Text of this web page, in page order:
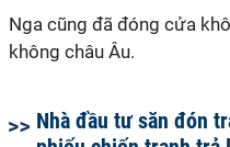
Nga cũng đã đóng cửa
không châu Âu.
Nhà đầu tư săn đón